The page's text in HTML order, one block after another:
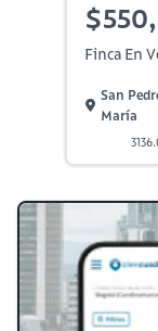
Finca En
San
María